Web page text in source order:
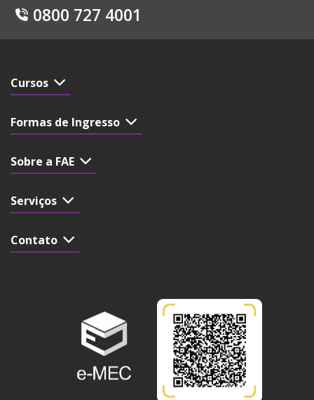
0800 727 4001
Cursos
Formas de Ingresso
Sobre a FAE
Serviços
Contato